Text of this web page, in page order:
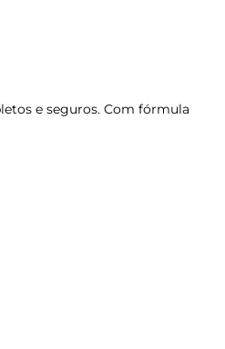
e seguros. Com fórmula